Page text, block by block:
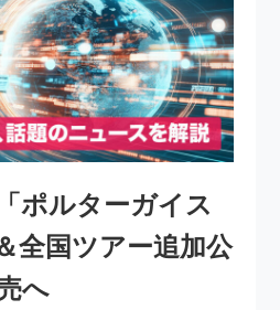
ポルターガイス
全国ツアー追加公
へ